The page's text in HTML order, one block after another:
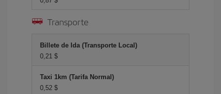
Transporte
Billete de Ida (Transporte Local)
0,21 $
Taxi 1km (Tarifa Normal)
0,52 $